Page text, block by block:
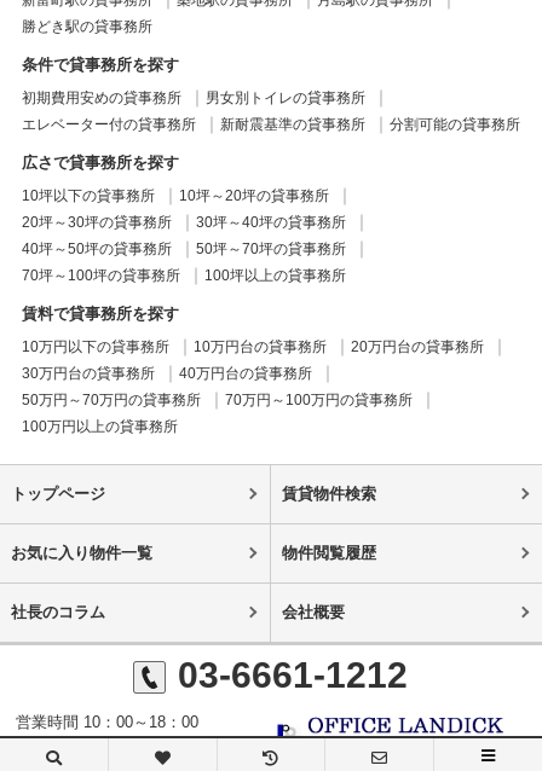
勝どき駅の貸事務所
条件で貸事務所を探す
初期費用安めの貸事務所
男女別トイレの貸事務所
エレベーター付の貸事務所
新耐震基準の貸事務所 分割可能の貸事務所
広さで貸事務所を探す
10坪以下の貸事務所
10坪～20坪の貸事務所
20坪～30坪の貸事務所
30坪～40坪の貸事務所
40坪～50坪の貸事務所
50坪～70坪の貸事務所
70坪～100坪の貸事務所
100坪以上の貸事務所
賃料で貸事務所を探す
10万円以下の貸事務所 10万円台の貸事務所
20万円台の貸事務所
30万円台の貸事務所
40万円台の貸事務所
50万円～70万円の貸事務所
70万円～100万円の貸事務所
100万円以上の貸事務所
トップページ 賃貸物件検索
お気に入り物件一覧 物件閲覧履歴
社長のコラム 会社概要
03-6661-1212
営業時間 10：00～18：00